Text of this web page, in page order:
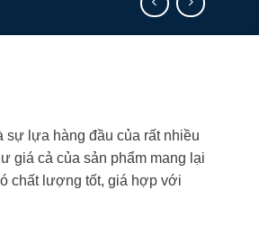
lựa hàng đầu của rất nhiều
giá cả của sản phẩm mang lại
chất lượng tốt, giá hợp với